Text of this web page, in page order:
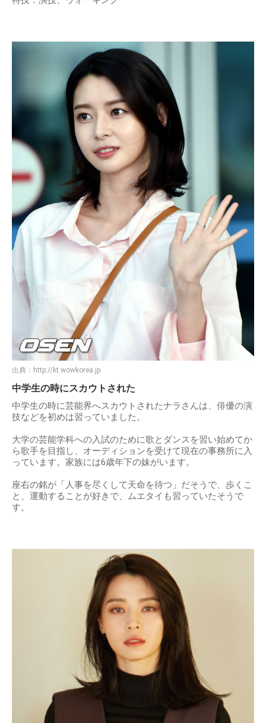
出典： http://kt.wowkorea.jp
中学生の時にスカウトされた
中学生の時に芸能界へスカウトされたナラさんは、俳優の演
技などを初めは習っていました。
大学の芸能学科への入試のために歌とダンスを習い始めてか
ら歌手を目指し、オーディションを受けて現在の事務所に入
っています。家族には6歳年下の妹がいます。
座右の銘が「人事を尽くして天命を待つ」だそうで、歩くこ
と、運動することが好きで、ムエタイも習っていたそうで
す。